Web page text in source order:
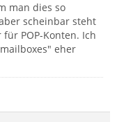
man dies so
scheinbar steht
POP-Konten. Ich
eher